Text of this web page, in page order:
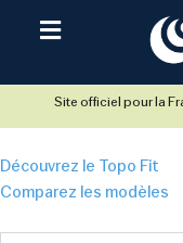
Site officiel pour la
Découvrez le Topo Fit
Comparez les modèles